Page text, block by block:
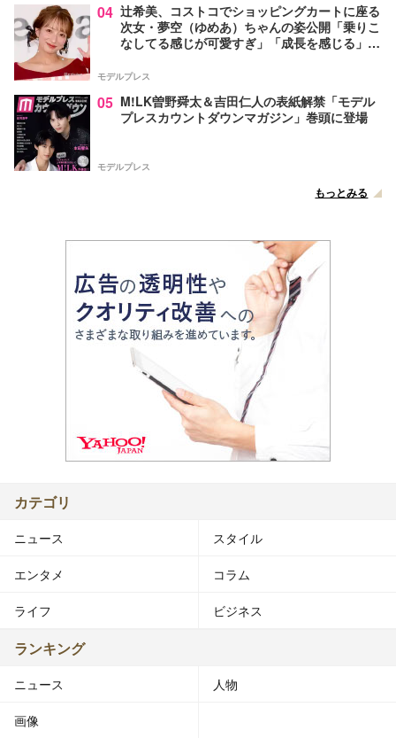
04 辻希美、コストコでショッピングカートに座る
次女・夢空（ゆめあ）ちゃんの姿公開「乗りこ
なしてる感じが可愛すぎ」「成長を感じる」の
モデルプレス
05 M!LK曽野舜太＆吉田仁人の表紙解禁「モデル
プレスカウントダウンマガジン」巻頭に登場
モデルプレス
もっとみる
カテゴリ
ニュース スタイル
エンタメ コラム
ライフ ビジネス
ランキング
ニュース 人物
画像